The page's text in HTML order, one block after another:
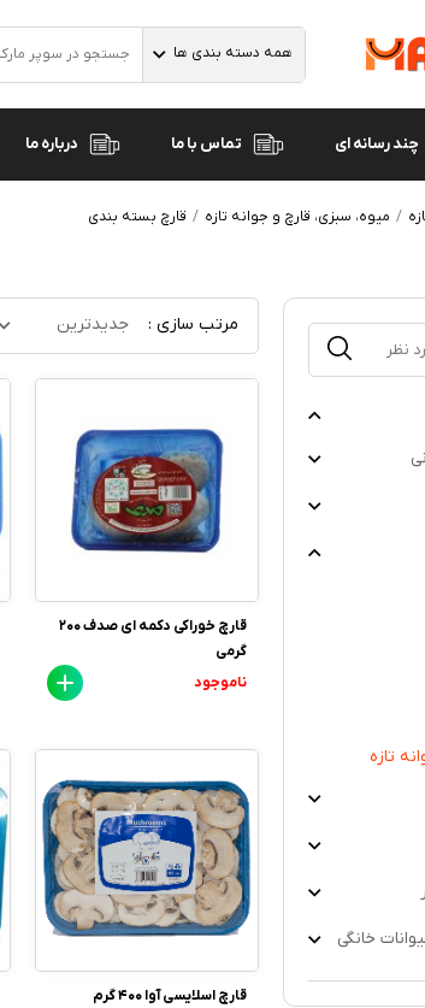
همه دسته بندی ها
چند رسانه ای تماس با ما درباره ما
میوه، سبزی، قارچ و جوانه تازه قارچ بسته بندی
تازه
خانگی
مرتب سازی : جدیدترین
قارچ خوراکی دکمه ای صدف 200
گرمی
ناموجود
قارچ اسلایسی آوا 400 گرم